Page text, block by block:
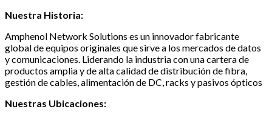
Nuestra Historia:
Amphenol Network Solutions es un innovador fabricante
global de equipos originales que sirve a los mercados de datos
y comunicaciones. Liderando la industria con una cartera de
productos amplia y de alta calidad de distribución de fibra,
gestión de cables, alimentación de DC, racks y pasivos ópticos
Nuestras Ubicaciones: